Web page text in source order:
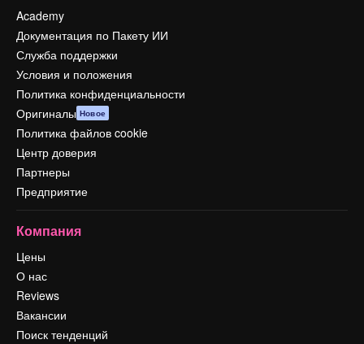
Academy
Документация по Пакету ИИ
Служба поддержки
Условия и положения
Политика конфиденциальности
Оригиналы Новое
Политика файлов cookie
Центр доверия
Партнеры
Предприятие
Компания
Цены
О нас
Reviews
Вакансии
Поиск тенденций